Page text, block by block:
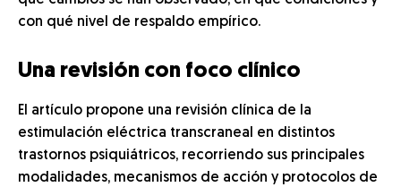
con qué nivel de respaldo empírico.
Una revisión con foco clínico
El artículo propone una revisión clínica de la
estimulación eléctrica transcraneal en distintos
trastornos psiquiátricos, recorriendo sus principales
modalidades, mecanismos de acción y protocolos de